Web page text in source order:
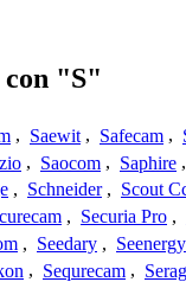
con "S"
, Saewit , Safecam ,
, Saocom , Saphire ,
, Schneider , Scout
, Securia Pro ,
, Seedary , Seenergy
, Sequrecam ,